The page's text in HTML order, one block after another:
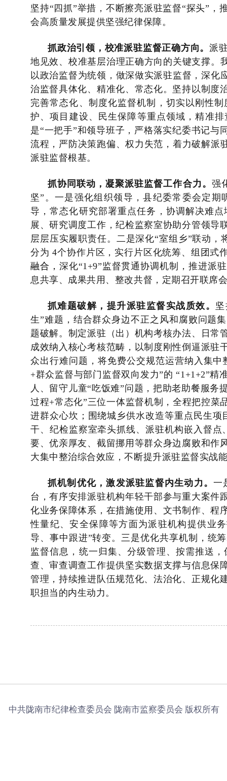
坚持“四抓”举措，不断擦亮派驻监督“探头”
会高质量发展提供坚强纪律保障。
抓政治引领，校准派驻监督正确方向。派
地见效、校准基层治理正确方向的关键支撑。
以政治监督为统领，做深做实派驻监督，深化
治监督具体化、精准化、常态化。坚持以制度
完善常态化、制度化监督机制，切实以刚性
护、项目建设、民生保障等重点领域，精准
是“一把手”和领导班子，严格落实纪委书记与
流程，严防决策跑偏、权力失范，着力破解派
派驻监督根基。
抓协同联动，凝聚派驻监督工作合力 。 强
坚”。一是强化组织领导，县纪委常委会定
导，常态化研究部署重点任务，协调解决难
展、研究调度工作，纪检监察室协助分管领导
层层压实履职责任。二是深化“室组乡”联动
分为 4个协作片区，实行片区化统筹、组团式
融合， 深化“1+9”监督贯通协调机制，推进派
息共享、成果共用、整改共督，定期召开联席
抓难题破解，提升派驻监督实战质效。
生”难题， 结合群众身边不正之风和腐败问题
题破解。制定派驻（出）机构考核办法、日常
成效纳入核心考核范畴，以制度刚性倒逼派驻
众出行难问题，将免费公交规范运营纳入集
+群众监督与部门监督双向发力”的 “1+1+2”
人、留守儿童“吃饭难”问题，把助老助餐服务
过程+常态化”三位一体监督机制，全程把控菜
进群众心坎；围绕城乡供水改造等重点民生
干、纪检监察室牵头抓线、派驻机构嵌入督
要、优亲厚友、截留挪用等群众身边腐败和作
大集中整治综合效应，不断提升派驻监督实战
抓机制优化 ，激发派驻监督内生动力。一
台，有序安排派驻机构年轻干部参与重大案件
化业务保障体系，在措施使用、文书制作、程
性量纪、安全保障等方面为派驻机构提供业
导、事中跟进”转变。三是优化共享机制，统
监督信息，统一归集、分级管理、按需推送
查、审查调查工作提供坚实数据支撑与信息保
管理，持续推进队伍规范化、法治化、正规化
职担当的内生动力。
中共陇南市纪律检查委员会 陇南市监察委员会 版权所有